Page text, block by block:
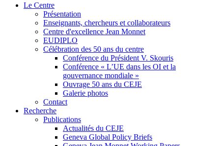
Le Centre
Présentation
Enseignants, chercheurs et collaborateurs
Centre d'excellence Jean Monnet
EUDIPLO
Célébration des 50 ans du centre
Conférence du Président V. Skouris
Conférence « L’UE dans les OI et la
gouvernance mondiale »
Ouvrage 50 ans du CEJE
Galerie photos
Contact
Recherche
Publications
Actualités du CEJE
Geneva Global Policy Briefs